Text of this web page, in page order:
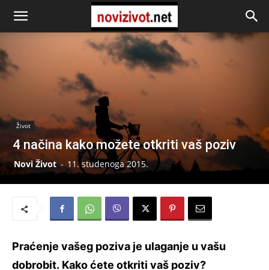
Život
4 načina kako možete otkriti vaš poziv
Novi Život- 11. studenoga 2015.
Praćenje vašeg poziva je ulaganje u vašu
dobrobit. Kako ćete otkriti vaš poziv?